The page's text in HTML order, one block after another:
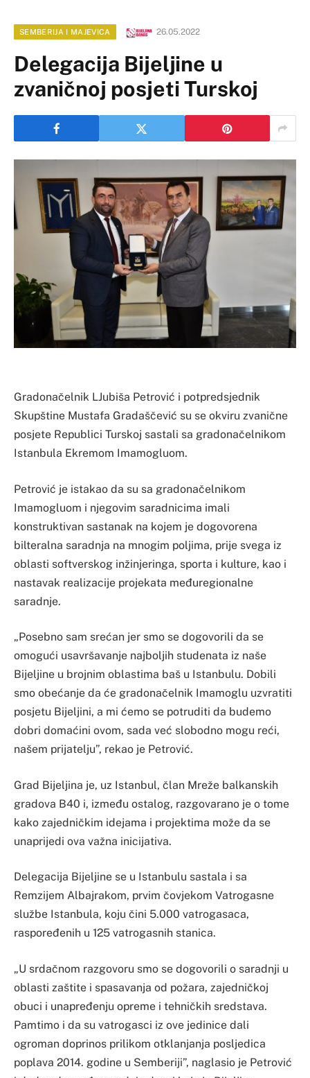
SEMBERIJA I MAJEVICA 26.05.2022
Delegacija Bijeljine u
zvaničnoj posjeti Turskoj
Gradonačelnik LJubiša Petrović i potpredsjednik
Skupštine Mustafa Gradaščević su se okviru zvanične
posjete Republici Turskoj sastali sa gradonačelnikom
Istanbula Ekremom Imamogluom.
Petrović je istakao da su sa gradonačelnikom
Imamogluom i njegovim saradnicima imali
konstruktivan sastanak na kojem je dogovorena
bilteralna saradnja na mnogim poljima, prije svega iz
oblasti softverskog inžinjeringa, sporta i kulture, kao i
nastavak realizacije projekata međuregionalne
saradnje.
„Posebno sam srećan jer smo se dogovorili da se
omogući usavršavanje najboljih studenata iz naše
Bijeljine u brojnim oblastima baš u Istanbulu. Dobili
smo obećanje da će gradonačelnik Imamoglu uzvratiti
posjetu Bijeljini, a mi ćemo se potruditi da budemo
dobri domaćini ovom, sada već slobodno mogu reći,
našem prijatelju”, rekao je Petrović.
Grad Bijeljina je, uz Istanbul, član Mreže balkanskih
gradova B40 i, između ostalog, razgovarano je o tome
kako zajedničkim idejama i projektima može da se
unaprijedi ova važna inicijativa.
​Delegacija Bijeljine se u Istanbulu sastala i sa
Remzijem Albajrakom, prvim čovjekom Vatrogasne
službe Istanbula, koju čini 5.000 vatrogasaca,
raspoređenih u 125 vatrogasnih stanica.
„U srdačnom razgovoru smo se dogovorili o saradnji u
oblasti zaštite i spasavanja od požara, zajedničkoj
obuci i unapređenju opreme i tehničkih sredstava.
Pamtimo i da su vatrogasci iz ove jedinice dali
ogroman doprinos prilikom otklanjanja posljedica
poplava 2014. godine u Semberiji”, naglasio je Petrović